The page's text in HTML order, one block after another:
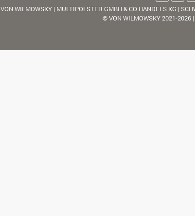
VON WILMOWSKY | MULTIPOLSTER GMBH & CO HANDELS KG |
© VON WILMOWSKY 2021-2026